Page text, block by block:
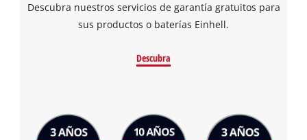
Descubra nuestros servicios de garantía gratuitos para
sus productos o baterías Einhell.
Descubra